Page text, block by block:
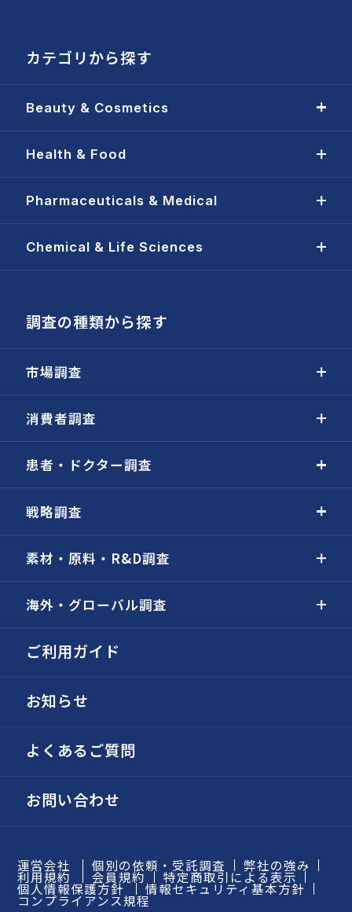
カテゴリから探す
Beauty & Cosmetics
Health & Food
Pharmaceuticals & Medical
Chemical & Life Sciences
調査の種類から探す
市場調査
消費者調査
患者・ドクター調査
戦略調査
素材・原料・R&D調査
海外・グローバル調査
ご利用ガイド
お知らせ
よくあるご質問
お問い合わせ
運営会社 個別の依頼・受託調査 弊社の強み
利用規約 会員規約 特定商取引による表示
個人情報保護方針 情報セキュリティ基本方針
コンプライアンス規程